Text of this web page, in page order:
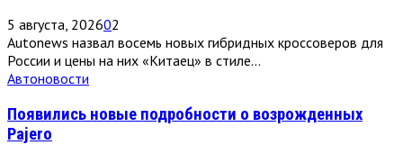
5 августа, 202602
Autonews назвал восемь новых гибридных кроссоверов для
России и цены на них «Китаец» в стиле...
Автоновости
Появились новые подробности о возрожденных
Pajero